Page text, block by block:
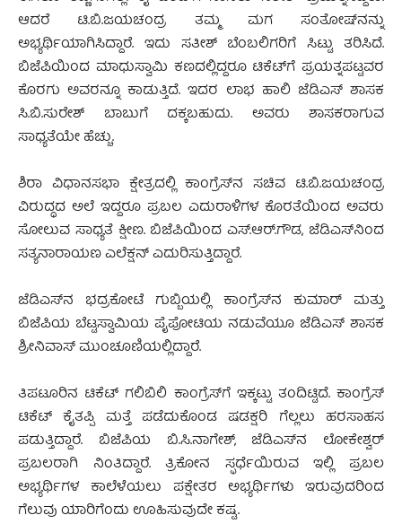
ಆದರೆ ಟಿ.ಬಿ.ಜಯಚಂದ್ರ ತಮ್ಮ ಮಗ ಸಂತೋಷ್‍ನನ್ನು
ಅಭ್ಯರ್ಥಿಯಾಗಿಸಿದ್ದಾರೆ. ಇದು ಸತೀಶ್ ಬೆಂಬಲಿಗರಿಗೆ ಸಿಟ್ಟು ತರಿಸಿದೆ.
ಬಿಜೆಪಿಯಿಂದ ಮಾಧುಸ್ವಾಮಿ ಕಣದಲ್ಲಿದ್ದರೂ ಟಿಕೆಟ್‍ಗೆ ಪ್ರಯತ್ನಪಟ್ಟವರ
ಕೊರಗು ಅವರನ್ನೂ ಕಾಡುತ್ತಿದೆ. ಇದರ ಲಾಭ ಹಾಲಿ ಜೆಡಿಎಸ್ ಶಾಸಕ
ಸಿ.ಬಿ.ಸುರೇಶ್ ಬಾಬುಗೆ ದಕ್ಕಬಹುದು. ಅವರು ಶಾಸಕರಾಗುವ
ಸಾಧ್ಯತೆಯೇ ಹೆಚ್ಚು.
ಶಿರಾ ವಿಧಾನಸಭಾ ಕ್ಷೇತ್ರದಲ್ಲಿ ಕಾಂಗ್ರೆಸ್‍ನ ಸಚಿವ ಟಿ.ಬಿ.ಜಯಚಂದ್ರ
ವಿರುದ್ಧದ ಅಲೆ ಇದ್ದರೂ ಪ್ರಬಲ ಎದುರಾಳಿಗಳ ಕೊರತೆಯಿಂದ ಅವರು
ಸೋಲುವ ಸಾಧ್ಯತೆ ಕ್ಷೀಣ. ಬಿಜೆಪಿಯಿಂದ ಎಸ್.ಆರ್.ಗೌಡ, ಜೆಡಿಎಸ್‍ನಿಂದ
ಸತ್ಯನಾರಾಯಣ ಎಲೆಕ್ಷನ್ ಎದುರಿಸುತ್ತಿದ್ದಾರೆ.
ಜೆಡಿಎಸ್‍ನ ಭದ್ರಕೋಟೆ ಗುಬ್ಬಿಯಲ್ಲಿ ಕಾಂಗ್ರೆಸ್‍ನ ಕುಮಾರ್ ಮತ್ತು
ಬಿಜೆಪಿಯ ಬೆಟ್ಟಸ್ವಾಮಿಯ ಪೈಪೋಟಿಯ ನಡುವೆಯೂ ಜೆಡಿಎಸ್ ಶಾಸಕ
ಶ್ರೀನಿವಾಸ್ ಮುಂಚೂಣಿಯಲ್ಲಿದ್ದಾರೆ.
ತಿಪಟೂರಿನ ಟಿಕೆಟ್ ಗಲಿಬಿಲಿ ಕಾಂಗ್ರೆಸ್‍ಗೆ ಇಕ್ಕಟ್ಟು ತಂದಿಟ್ಟಿದೆ. ಕಾಂಗ್ರೆಸ್
ಟಿಕೆಟ್ ಕೈತಪ್ಪಿ ಮತ್ತೆ ಪಡೆದುಕೊಂಡ ಷಡಕ್ಷರಿ ಗೆಲ್ಲಲು ಹರಸಾಹಸ
ಪಡುತ್ತಿದ್ದಾರೆ. ಬಿಜೆಪಿಯ ಬಿ.ಸಿ.ನಾಗೇಶ್, ಜೆಡಿಎಸ್‍ನ ಲೋಕೇಶ್ವರ್
ಪ್ರಬಲರಾಗಿ ನಿಂತಿದ್ದಾರೆ. ತ್ರಿಕೋನ ಸ್ಫರ್ಧೆಯಿರುವ ಇಲ್ಲಿ ಪ್ರಬಲ
ಅಭ್ಯರ್ಥಿಗಳ ಕಾಲೆಳೆಯಲು ಪಕ್ಷೇತರ ಅಭ್ಯರ್ಥಿಗಳು ಇರುವುದರಿಂದ
ಗೆಲುವು ಯಾರಿಗೆಂದು ಊಹಿಸುವುದೇ ಕಷ್ಟ.